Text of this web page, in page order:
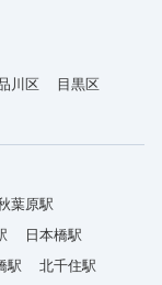
川区
目黒区
葉原駅
日本橋駅
駅
北千住駅